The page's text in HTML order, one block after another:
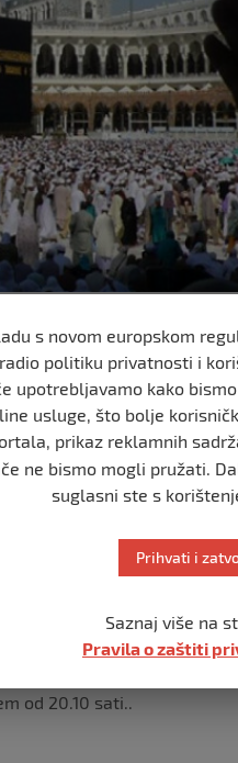
Hercegovini Izet-ef.
borave i u Medini, gradu
20. juna. Oni će
polete u 20.10 sati
doći 26. juna i prema
dobro i zdravo u
na svemu što
zdrave – kazao je Čamdžić.
dolaze sa po dva aviona
od 20.10 sati..
s novom europskom
politiku privatnosti i
upotrebljavamo kako
usluge, što bolje
prikaz reklamnih
ne bismo mogli pružati.
suglasni ste s
Prihvati i
Saznaj više na
Pravila o zaštiti